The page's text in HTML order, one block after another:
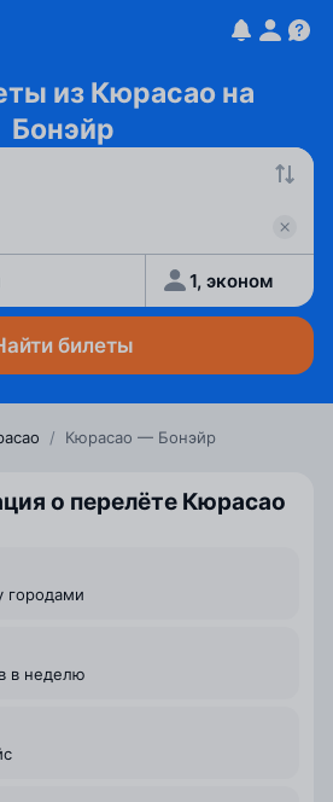
из Кюрасао на
Бонэйр
1, эконом
билеты
/ Кюрасао — Бонэйр
о перелёте Кюрасао
городами
в неделю